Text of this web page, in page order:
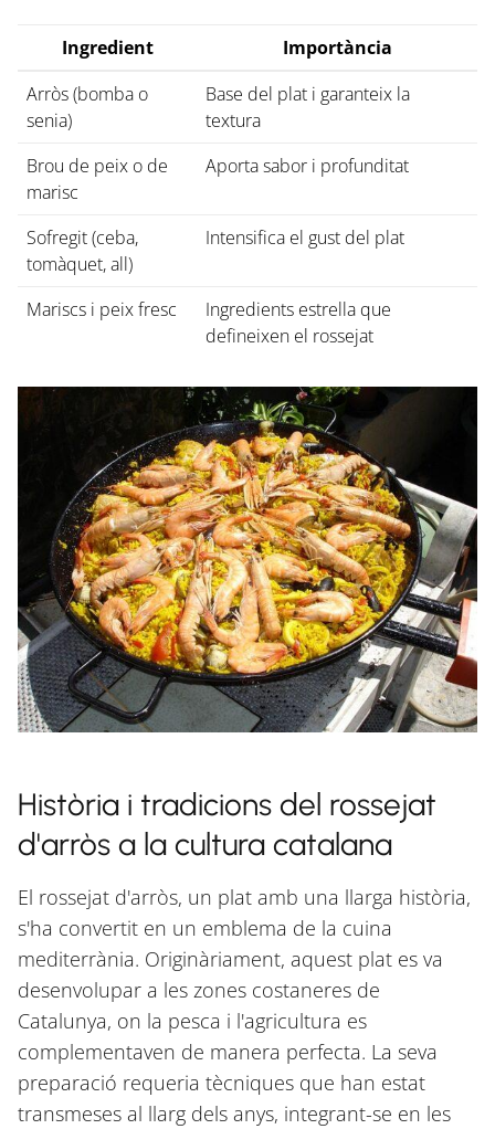
Ingredient
Importància
Arròs (bomba o
senia)
Base del plat i garanteix la
textura
Brou de peix o de
marisc
Aporta sabor i profunditat
Sofregit (ceba,
tomàquet, all)
Intensifica el gust del plat
Mariscs i peix fresc
Ingredients estrella que
defineixen el rossejat
Història i tradicions del rossejat
d'arròs a la cultura catalana
El rossejat d'arròs, un plat amb una llarga història,
s'ha convertit en un emblema de la cuina
mediterrània. Originàriament, aquest plat es va
desenvolupar a les zones costaneres de
Catalunya, on la pesca i l'agricultura es
complementaven de manera perfecta. La seva
preparació requeria tècniques que han estat
transmeses al llarg dels anys, integrant-se en les